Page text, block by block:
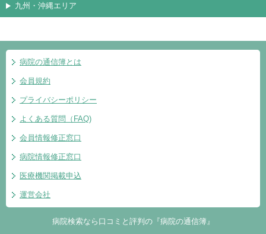
九州・沖縄エリア
病院の通信簿とは
会員規約
プライバシーポリシー
よくある質問（FAQ)
会員情報修正窓口
病院情報修正窓口
医療機関掲載申込
運営会社
病院検索なら口コミと評判の『病院の通信簿』